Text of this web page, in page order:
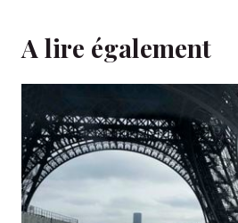
A lire également